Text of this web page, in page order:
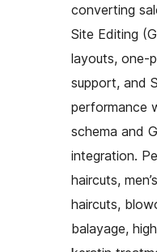
converting
Site Editing
layouts, one-
support, and
performance
schema and
integration.
haircuts,
haircuts,
balayage,